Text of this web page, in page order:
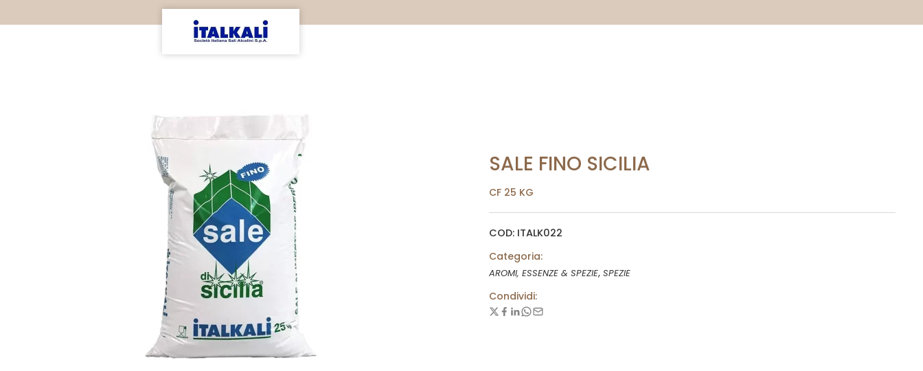
SALE FINO SICILIA
CF 25 KG
COD: ITALK022
Categoria:
AROMI, ESSENZE & SPEZIE, SPEZIE
Condividi: